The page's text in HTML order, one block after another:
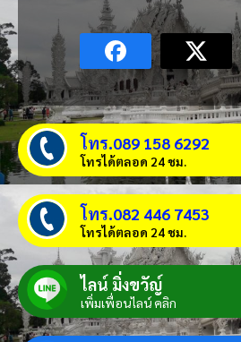
โทร.089 158 6292
โทรได้ตลอด 24 ชม.
โทร.082 446 7453
โทรได้ตลอด 24 ชม.
ไลน์ มิ่งขวัญ์
เพิ่มเพื่อนไลน์ คลิก